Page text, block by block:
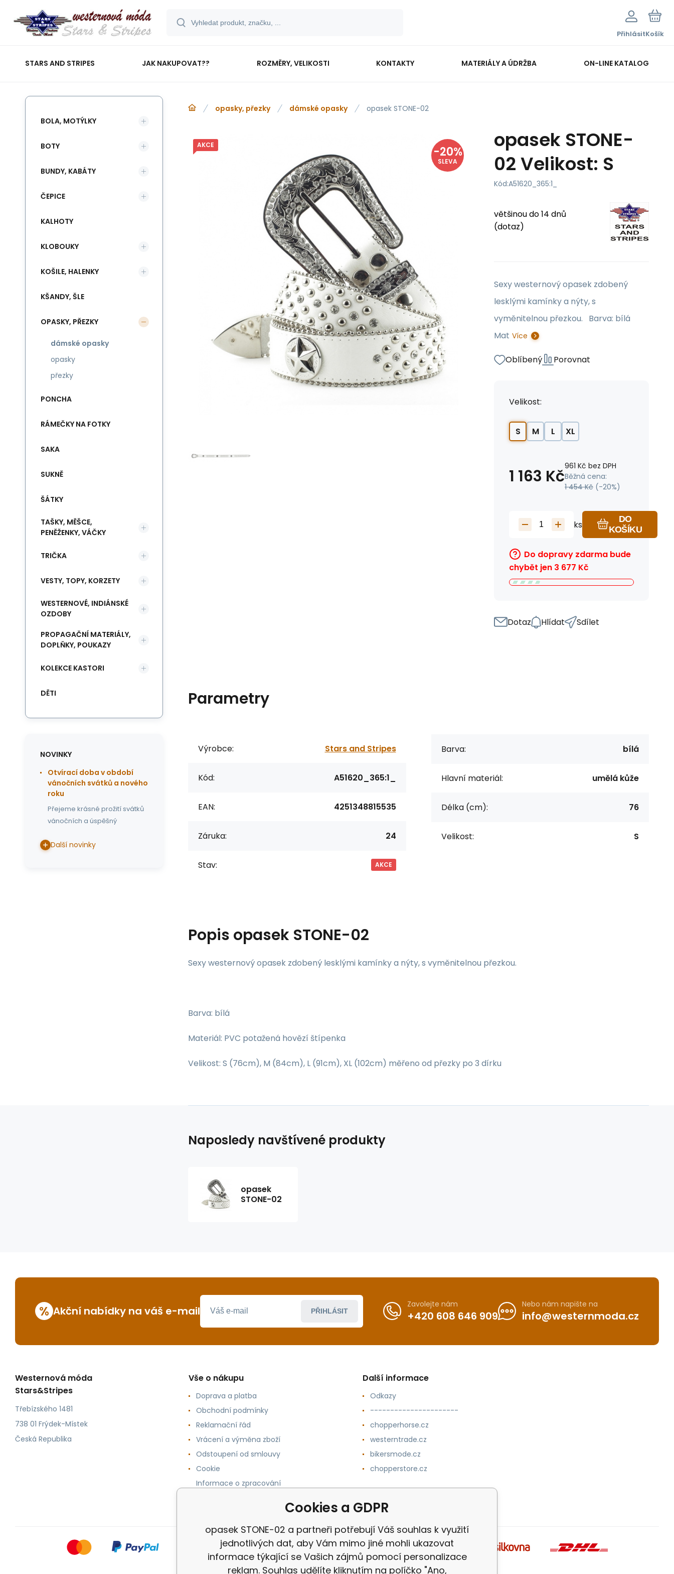
PřihlásitKošík
STARS AND STRIPES JAK NAKUPOVAT?? ROZMĚRY, VELIKOSTI KONTAKTY MATERIÁLY A ÚDRŽBA ON-LINE KATALOG
opasky, přezky dámské opasky opasek STONE-02
AKCE -20%
SLEVA
opasek STONE-
02 Velikost: S
Kód:A51620_365:1_
většinou do 14 dnů
(dotaz)
Sexy westernový opasek zdobený
lesklými kamínky a nýty, s
vyměnitelnou přezkou. Barva: bílá
Mat Více
Oblíbený Porovnat
Velikost:
S M L XL
1 163 Kč961 Kč bez DPH
Běžná cena:
1 454 Kč (-20%)
ks
DO
KOŠÍKU
Do dopravy zdarma bude
chybět jen 3 677 Kč
Dotaz Hlídat Sdílet
Parametry
Výrobce: Stars and Stripes
Kód: A51620_365:1_
EAN: 4251348815535
Záruka: 24
Stav: AKCE
Barva: bílá
Hlavní materiál: umělá kůže
Délka (cm): 76
Velikost: S
Popis opasek STONE-02
Sexy westernový opasek zdobený lesklými kamínky a nýty, s vyměnitelnou přezkou.
Barva: bílá
Materiál: PVC potažená hovězí štípenka
Velikost: S (76cm), M (84cm), L (91cm), XL (102cm) měřeno od přezky po 3 dírku
BOLA, MOTÝLKY
BOTY
BUNDY, KABÁTY
ČEPICE
KALHOTY
KLOBOUKY
KOŠILE, HALENKY
KŠANDY, ŠLE
OPASKY, PŘEZKY
dámské opasky
opasky
přezky
PONCHA
RÁMEČKY NA FOTKY
SAKA
SUKNĚ
ŠÁTKY
TAŠKY, MĚŠCE,
PENĚŽENKY, VÁČKY
TRIČKA
VESTY, TOPY, KORZETY
WESTERNOVÉ, INDIÁNSKÉ
OZDOBY
PROPAGAČNÍ MATERIÁLY,
DOPLŇKY, POUKAZY
KOLEKCE KASTORI
DĚTI
NOVINKY
Otvírací doba v období
vánočních svátků a nového
roku
Přejeme krásné prožití svátků
vánočních a úspěšný
Další novinky
Naposledy navštívené produkty
opasek
STONE-02
% Akční nabídky na váš e-mail PŘIHLÁSIT
Zavolejte nám
+420 608 646 909
Nebo nám napište na
info@westernmoda.cz
Westernová móda
Stars&Stripes
Třebízského 1481
738 01 Frýdek-Místek
Česká Republika
Vše o nákupu
Doprava a platba
Obchodní podmínky
Reklamační řád
Vrácení a výměna zboží
Odstoupení od smlouvy
Cookie
Informace o zpracování
Další informace
Odkazy
----------------------
chopperhorse.cz
westerntrade.cz
bikersmode.cz
chopperstore.cz
Cookies a GDPR
opasek STONE-02 a partneři potřebují Váš souhlas k využití
jednotlivých dat, aby Vám mimo jiné mohli ukazovat
informace týkající se Vašich zájmů pomocí personalizace
reklam. Souhlas udělíte kliknutím na políčko "Ano,